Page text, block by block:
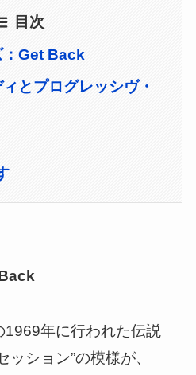
目次
：Get Back
とプログレッシヴ・
1969年に行われた伝説
ション”の模様が、